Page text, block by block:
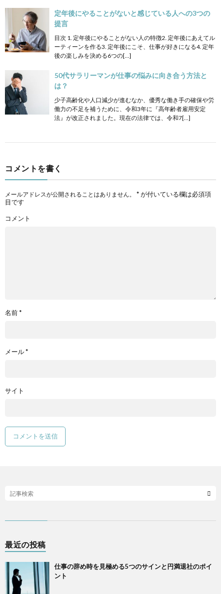
定年後にやることがないと感じている人への3つの
提言
目次 1. 定年後にやることがない人の特徴2. 定年後にあえてル
ーティーンを作る3. 定年後にこそ、仕事が好きになる4. 定年
後の楽しみを決める6つの[…]
50代サラリーマンが仕事の悩みに向き合う方法と
は？
少子高齢化や人口減少が進むなか、優秀な働き手の確保や労
働力の不足を補うために、令和3年に『高年齢者雇用安定
法』が改正されました。現在の法律では、令和7[…]
コメントを書く
メールアドレスが公開されることはありません。 *が付いている欄は必須項
目です
コメント
名前*
メール*
サイト
最近の投稿
仕事の辞め時を見極める5つのサインと円満退社のポイ
ント